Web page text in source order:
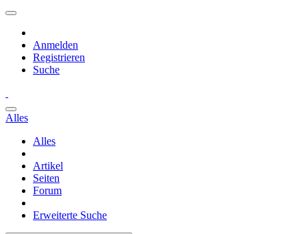
Anmelden
Registrieren
Suche
Alles
Alles
Artikel
Seiten
Forum
Erweiterte Suche